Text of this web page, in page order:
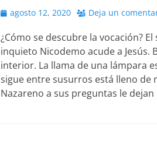
Publicado
agosto 12, 2020 Deja un
¿Cómo se descubre la vocación?
inquieto Nicodemo acude a Jesús.
interior. La llama de una lámpara
sigue entre susurros está lleno de
Nazareno a sus preguntas le